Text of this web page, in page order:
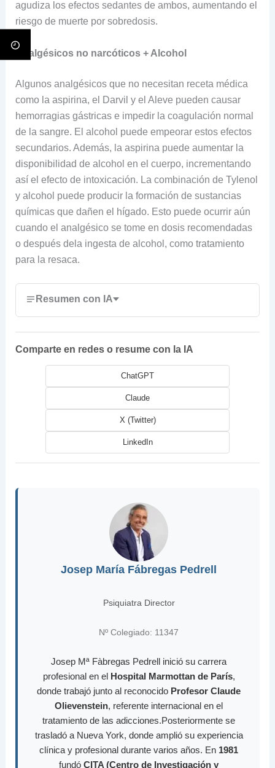
agudiza los efectos sedantes de ambos, aumentando el
riesgo de muerte por sobredosis.
Analgésicos no narcóticos + Alcohol
Algunos analgésicos que no necesitan receta médica
como la aspirina, el Darvil y el Aleve pueden causar
hemorragias gástricas e impedir la coagulación normal
de la sangre. El alcohol puede empeorar estos efectos
secundarios. Además, la aspirina puede aumentar la
disponibilidad de alcohol en el cuerpo, incrementando
así el efecto de intoxicación. La combinación de Tylenol
y alcohol puede producir la formación de sustancias
químicas que dañen el hígado. Esto puede ocurrir aún
cuando el analgésico se tome en dosis recomendadas
o después dela ingesta de alcohol, como tratamiento
para la resaca.
Resumen con IA
Comparte en redes o resume con la IA
ChatGPT
Claude
X (Twitter)
LinkedIn
Josep María Fábregas Pedrell
Psiquiatra Director
Nº Colegiado: 11347
Josep Mª Fàbregas Pedrell inició su carrera
profesional en el Hospital Marmottan de París,
donde trabajó junto al reconocido Profesor Claude
Olievenstein, referente internacional en el
tratamiento de las adicciones.Posteriormente se
trasladó a Nueva York, donde amplió su experiencia
clínica y profesional durante varios años. En 1981
fundó CITA (Centro de Investigación y